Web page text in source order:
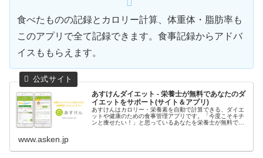
食べたものの記録とカロリー計算、体重体・脂肪率も
このアプリで全て記録できます。食事記録からアドバ
イスももらえます。
あすけんダイエット - 栄養士が無料であなたのダ
イエットをサポート(サイト＆アプリ)
あすけんはカロリー・栄養素を自動で計算できる、ダイエ
ットや健康のための食事管理アプリです。「今度こそキチ
ンと痩せたい！」と思っているあなたを栄養士が無料でサ
www.asken.jp